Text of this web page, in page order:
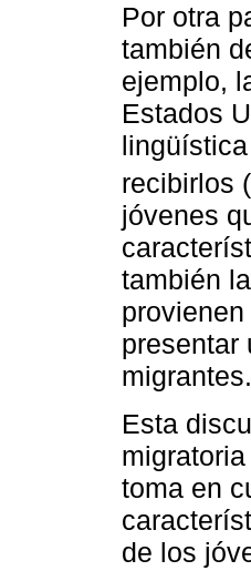
Por otra
también
ejemplo,
Estados
recibirlos (
jóvenes
también
presentar
migrantes.
Esta
toma en
de los